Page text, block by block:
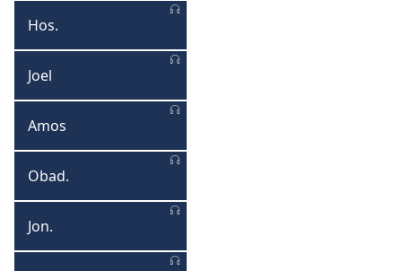
Hoseas
Hos.
Joel
Joel
Amos
Amos
Obadias
Obad.
Jonas
Jon.